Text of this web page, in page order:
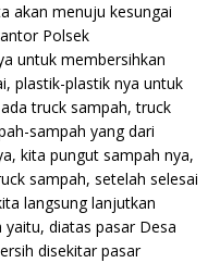
akan menuju kesungai
Polsek
untuk membersihkan
plastik-plastik nya untuk
truck sampah, truck
sampah yang dari
kita pungut sampah nya,
sampah, setelah selesai
langsung lanjutkan
diatas pasar Desa
disekitar pasar